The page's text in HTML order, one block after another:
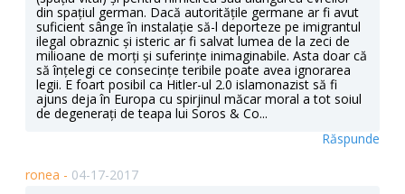
din spațiul german. Dacă autoritățile germane ar fi avut
suficient sânge în instalație să-l deporteze pe imigrantul
ilegal obraznic și isteric ar fi salvat lumea de la zeci de
milioane de morți și suferințe inimaginabile. Asta doar că
să înțelegi ce consecințe teribile poate avea ignorarea
legii. E foart posibil ca Hitler-ul 2.0 islamonazist să fi
ajuns deja în Europa cu spirjinul măcar moral a tot soiul
de degenerați de teapa lui Soros & Co...
Răspunde
ronea - 04-17-2017